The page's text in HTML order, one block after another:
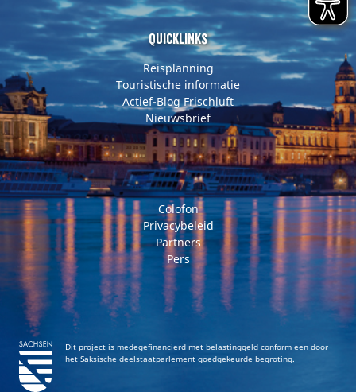
c
e
b
o
o
k
i
t
t
e
r
n
t
e
r
e
s
t
u
t
u
b
e
s
a
g
r
a
m
Quicklinks
Reisplanning
Touristische informatie
Actief-Blog Frischluft
Nieuwsbrief
Colofon
Privacybeleid
Partners
Pers
Dit project is medegefinancierd met belastinggeld conform een door
het Saksische deelstaatparlement goedgekeurde begroting.